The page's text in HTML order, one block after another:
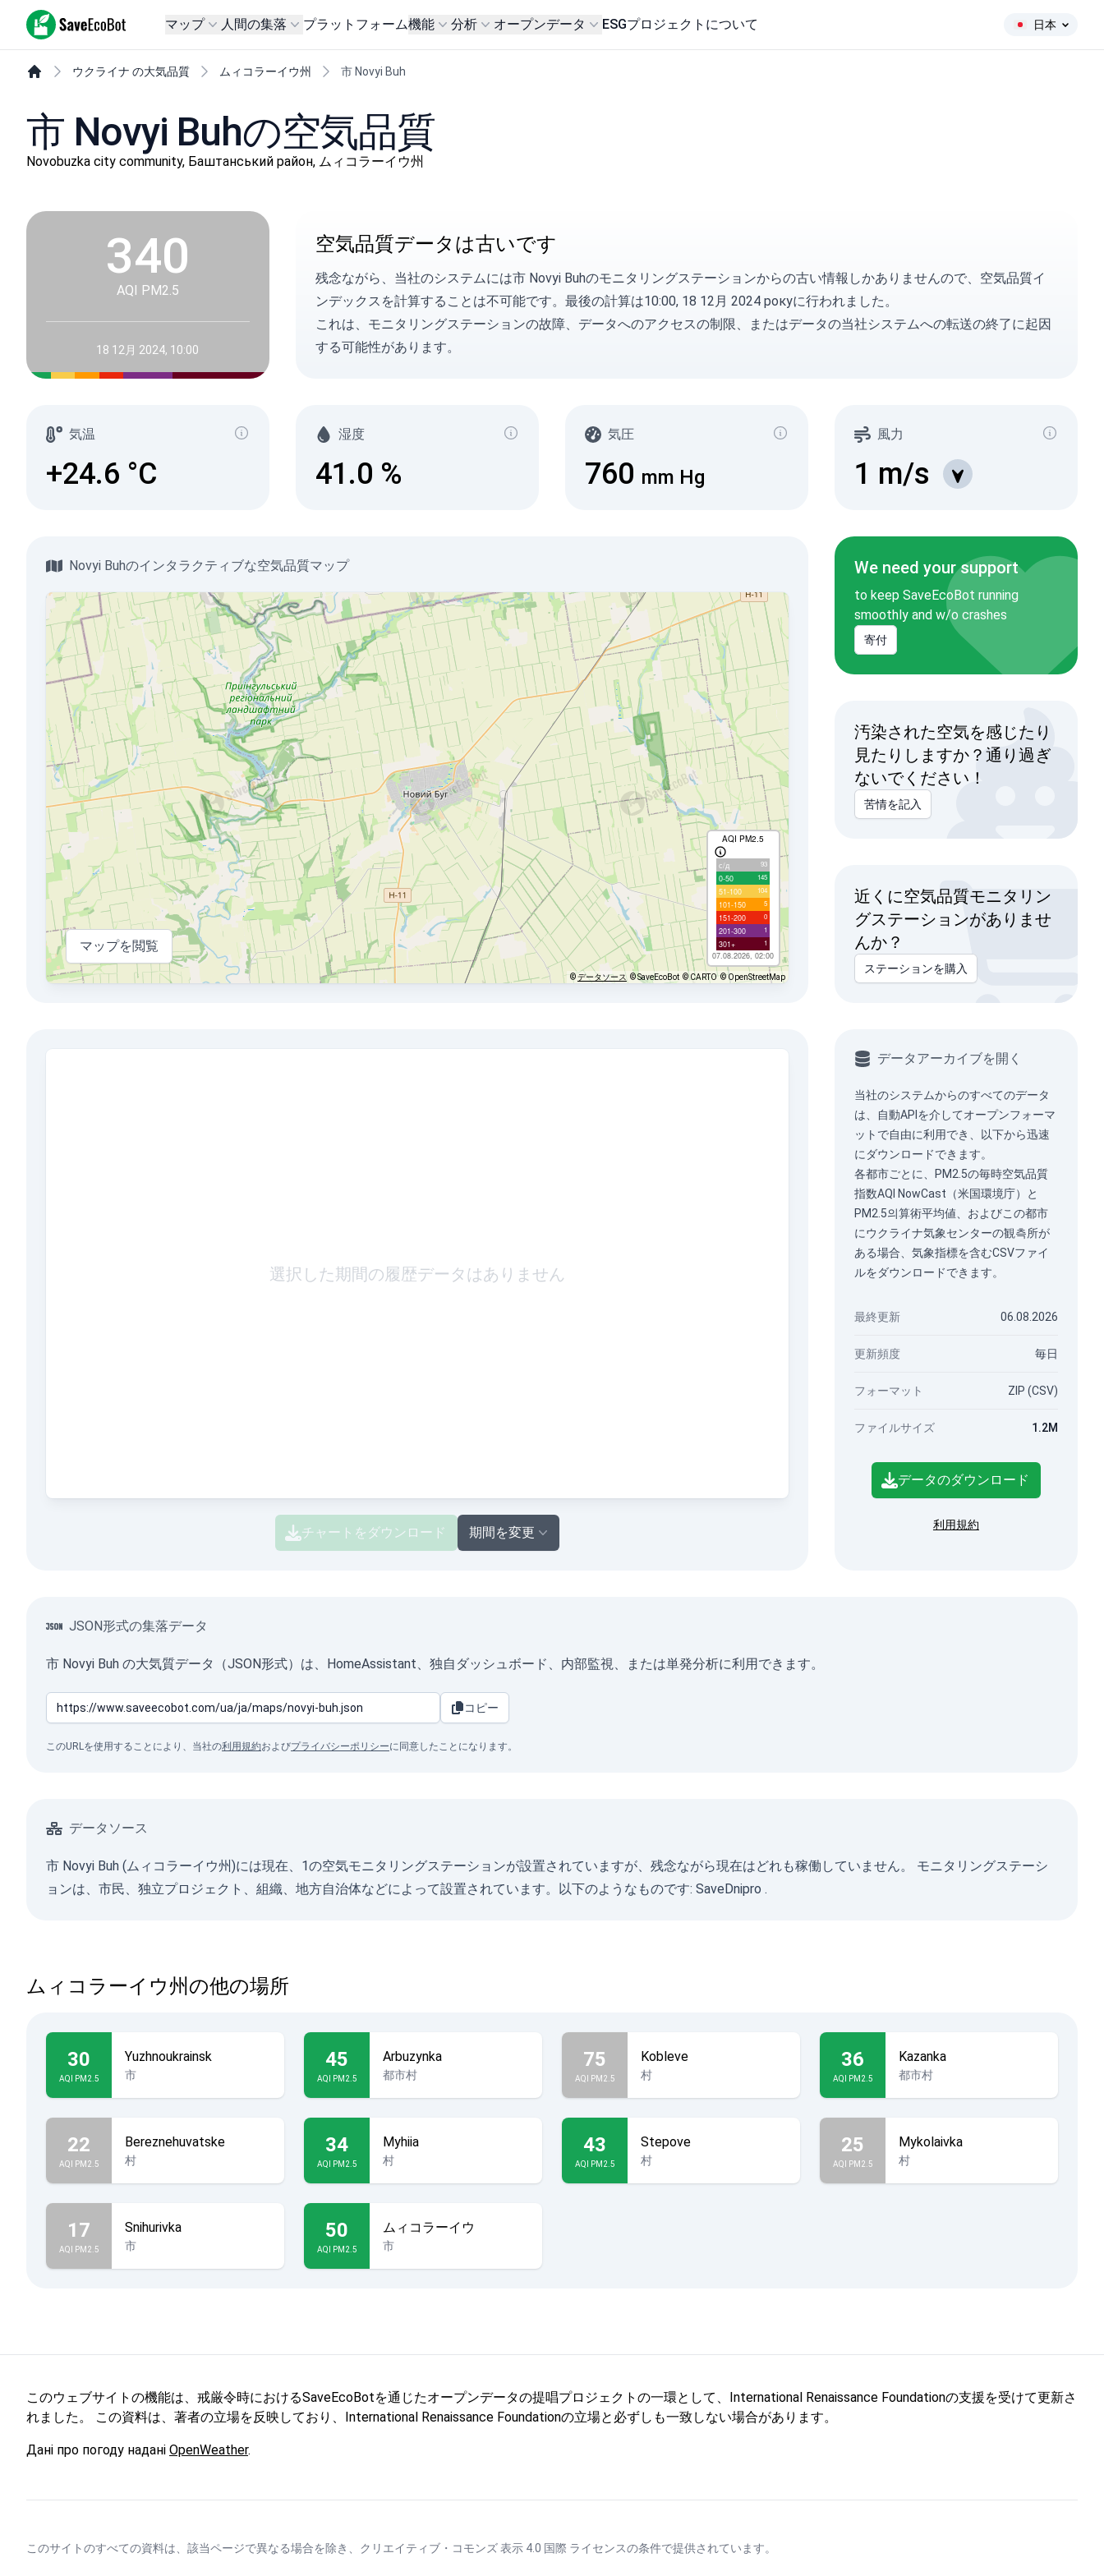
SaveEcoBot マップ 人間の集落 プラットフォーム機能 分析 オープンデータ ESGプロジェクトについて 日本
ウクライナ の大気品質 ムィコラーイウ州 市 Novyi Buh
市 Novyi Buhの空気品質
Novobuzka city community, Баштанський район, ムィコラーイウ州
340
AQI PM2.5
18 12月 2024, 10:00
空気品質データは古いです
残念ながら、当社のシステムには市 Novyi Buhのモニタリングステーションからの古い情報しかありませんので、空気品質イ
ンデックスを計算することは不可能です。最後の計算は10:00, 18 12月 2024 рокуに行われました。
これは、モニタリングステーションの故障、データへのアクセスの制限、またはデータの当社システムへの転送の終了に起因
する可能性があります。
気温
+24.6 °C
湿度
41.0 %
気圧
760 mm Hg
風力
1 m/s
Novyi Buhのインタラクティブな空気品質マップ
AQI PM2.5
с/д 93
0-50 145
51-100 104
101-150 5
151-200 0
201-300 1
301+ 1
07.08.2026, 02:00
マップを閲覧
©データソース © SaveEcoBot © CARTO © OpenStreetMap
We need your support
to keep SaveEcoBot running
smoothly and w/o crashes
寄付
汚染された空気を感じたり
見たりしますか？通り過ぎ
ないでください！
苦情を記入
近くに空気品質モニタリン
グステーションがありませ
んか？
ステーションを購入
選択した期間の履歴データはありません
チャートをダウンロード 期間を変更
データアーカイブを開く
当社のシステムからのすべてのデータ
は、
自動API を介してオープンフォーマ
ットで自由に利用でき、以下から迅速
にダウンロードできます。
各都市ごとに、PM2.5の毎時空気品質
指数AQI NowCast（米国環境庁）と
PM2.5의算術平均値、およびこの都市
にウクライナ気象センターの観측所が
ある場合、気象指標を含むCSVファイ
ルをダウンロードできます。
最終更新 06.08.2026
更新頻度 毎日
フォーマット ZIP (CSV)
ファイルサイズ 1.2M
データのダウンロード
利用規約
JSON形式の集落データ
市 Novyi Buh の大気質データ（JSON形式）は、HomeAssistant、独自ダッシュボード、内部監視、または単発分析に利用できます。
コピー
このURLを使用することにより、当社の利用規約およびプライバシーポリシーに同意したことになります。
データソース
市 Novyi Buh (ムィコラーイウ州)には現在、1の空気モニタリングステーションが設置されていますが、残念ながら現在はどれも稼働していません。 モニタリングステーシ
ョンは、市民、独立プロジェクト、組織、地方自治体などによって設置されています。以下のようなものです: SaveDnipro .
ムィコラーイウ州の他の場所
30
AQI PM2.5
Yuzhnoukrainsk
市
45
AQI PM2.5
Arbuzynka
都市村
75
AQI PM2.5
Kobleve
村
36
AQI PM2.5
Kazanka
都市村
22
AQI PM2.5
Bereznehuvatske
村
34
AQI PM2.5
Myhiia
村
43
AQI PM2.5
Stepove
村
25
AQI PM2.5
Mykolaivka
村
17
AQI PM2.5
Snihurivka
市
50
AQI PM2.5
ムィコラーイウ
市
このウェブサイトの機能は、戒厳令時におけるSaveEcoBotを通じたオープンデータの提唱プロジェクトの一環として、International Renaissance Foundationの支援を受けて更新さ
れました。 この資料は、著者の立場を反映しており、International Renaissance Foundationの立場と必ずしも一致しない場合があります。
Дані про погоду надані OpenWeather.
このサイトのすべての資料は、該当ページで異なる場合を除き、 クリエイティブ・コモンズ 表示 4.0 国際 ライセンスの条件で提供されています。